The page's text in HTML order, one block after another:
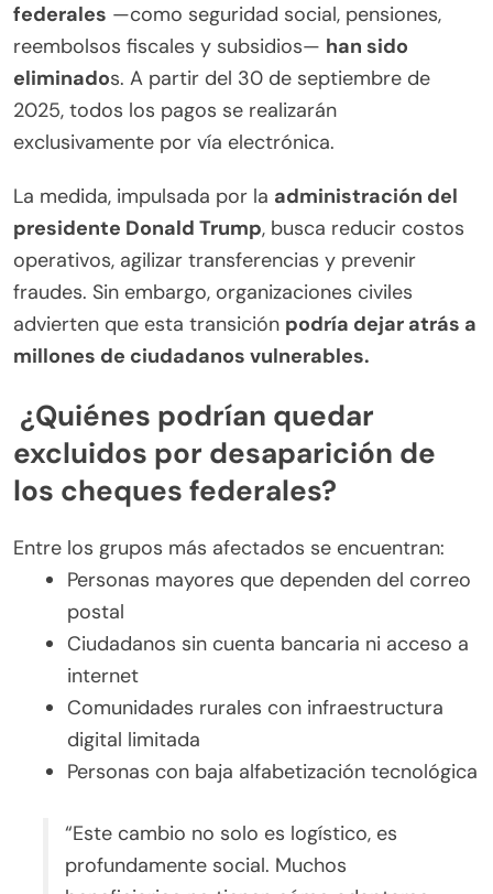
federales —como seguridad social, pensiones,
reembolsos fiscales y subsidios— han sido
eliminados. A partir del 30 de septiembre de
2025, todos los pagos se realizarán
exclusivamente por vía electrónica.
La medida, impulsada por la administración del
presidente Donald Trump, busca reducir costos
operativos, agilizar transferencias y prevenir
fraudes. Sin embargo, organizaciones civiles
advierten que esta transición podría dejar atrás a
millones de ciudadanos vulnerables.
¿Quiénes podrían quedar
excluidos por desaparición de
los cheques federales?
Entre los grupos más afectados se encuentran:
Personas mayores que dependen del correo
postal
Ciudadanos sin cuenta bancaria ni acceso a
internet
Comunidades rurales con infraestructura
digital limitada
Personas con baja alfabetización tecnológica
“Este cambio no solo es logístico, es
profundamente social. Muchos